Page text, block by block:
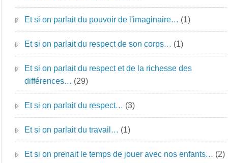
Et si on parlait du pouvoir de l'imaginaire… (1)
Et si on parlait du respect de son corps… (1)
Et si on parlait du respect et de la richesse des
différences… (29)
Et si on parlait du respect… (3)
Et si on parlait du travail… (1)
Et si on prenait le temps de jouer avec nos enfants… (2)